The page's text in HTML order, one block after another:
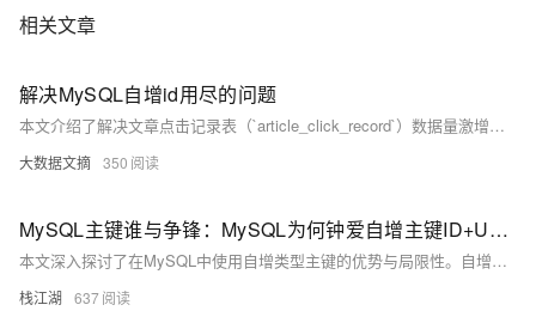
相关文章
解决MySQL自增id用尽的问题
本文介绍了解决文章点击记录表（`article_click_record`）数据量激增问题的方案。由于用户量大，每天新增约400万条记录，导致表id接近溢出（2,100,000,000），且占用空间超320G。解决方案包括：1) 新建`article_click_record_new`表，将id类型改为BIGINT以避免溢出；2) 过渡阶段同时写入新旧表，待旧表id溢出后切换至新表；3) 定时清理过期数据或转移旧表内容。实现方式涉及修改相关接口和服务逻辑，确保业务平稳过渡。
大数据文摘 350
MySQL主键谁与争锋：MySQL为何钟爱自增主键ID+UUID？
本文深入探讨了在MySQL中使用自增类型主键的优势与局限性。自增主键通过保证数据的有序性和减少索引维护成本，提升了查询和插入性能，简化了数据库管理和维护，并提高了数据一致性。然而，在某些业务场景下，如跨表唯一性需求或分布式系统中，自增主键可能无法满足要求，且存在主键值易预测的安全风险。因此，选择主键类型时需综合考虑业务需求和应用场景。
栈江湖 637